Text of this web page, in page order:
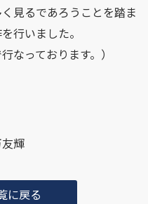
見るであろうことを踏ま
行いました。
なっております。）
輝
に戻る